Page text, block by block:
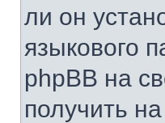
ли он
языкового
phpBB на
получить